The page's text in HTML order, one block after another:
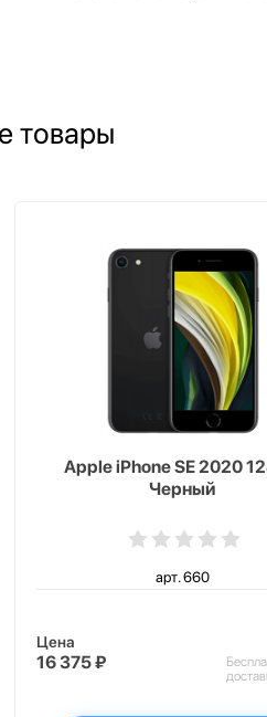
товары
Apple iPhone SE 2020
Черный
арт. 660
Цена
16 375 ₽